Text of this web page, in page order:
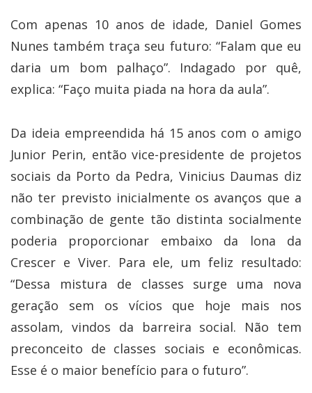
Com apenas 10 anos de idade, Daniel Gomes
Nunes também traça seu futuro: “Falam que eu
daria um bom palhaço”. Indagado por quê,
explica: “Faço muita piada na hora da aula”.
Da ideia empreendida há 15 anos com o amigo
Junior Perin, então vice-presidente de projetos
sociais da Porto da Pedra, Vinicius Daumas diz
não ter previsto inicialmente os avanços que a
combinação de gente tão distinta socialmente
poderia proporcionar embaixo da lona da
Crescer e Viver. Para ele, um feliz resultado:
“Dessa mistura de classes surge uma nova
geração sem os vícios que hoje mais nos
assolam, vindos da barreira social. Não tem
preconceito de classes sociais e econômicas.
Esse é o maior benefício para o futuro”.